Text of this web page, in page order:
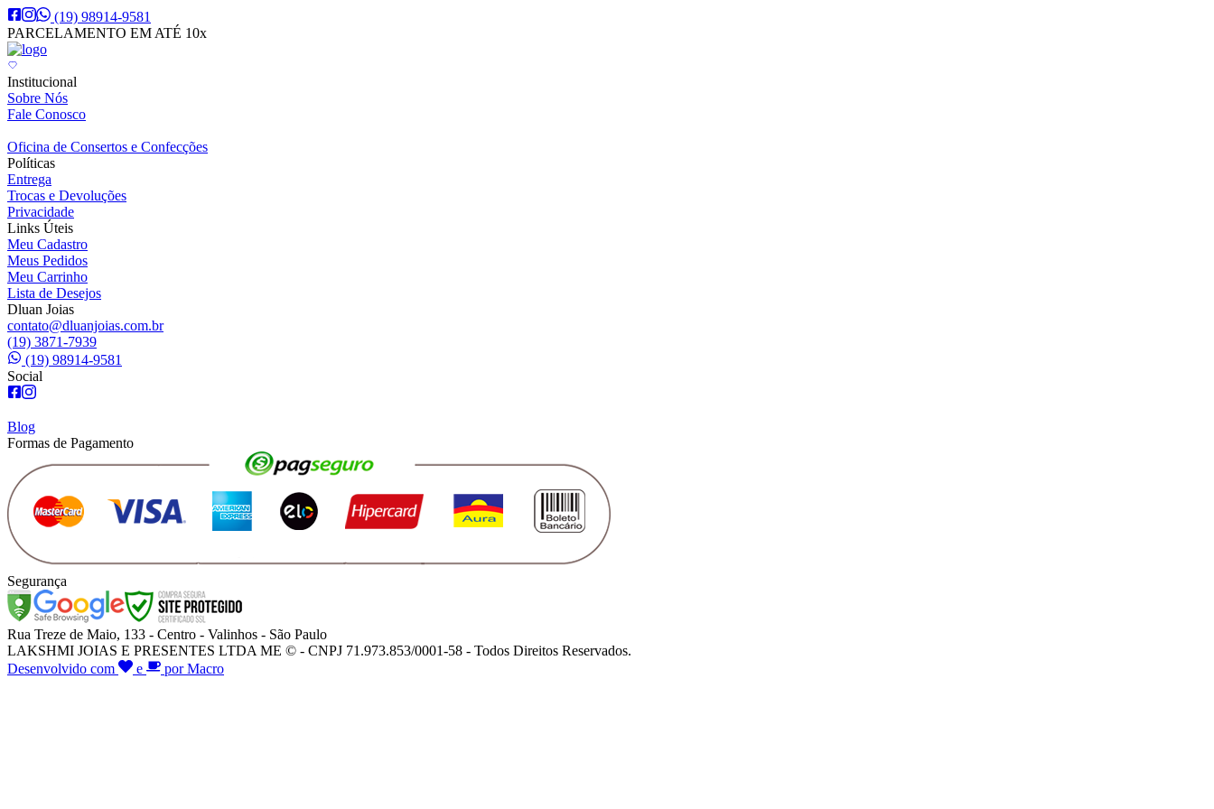
(19) 98914-9581
PARCELAMENTO EM ATÉ 10x
Institucional
Sobre Nós
Fale Conosco
Oficina de Consertos e Confecções
Políticas
Entrega
Trocas e Devoluções
Privacidade
Links Úteis
Meu Cadastro
Meus Pedidos
Meu Carrinho
Lista de Desejos
Dluan Joias
contato@dluanjoias.com.br
(19) 3871-7939
(19) 98914-9581
Social
Blog
Formas de Pagamento
Segurança
Rua Treze de Maio, 133 - Centro - Valinhos - São Paulo
LAKSHMI JOIAS E PRESENTES LTDA ME © - CNPJ 71.973.853/0001-58 - Todos Direitos Reservados.
Desenvolvido com
e por Macro